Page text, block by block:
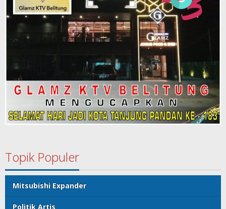
Topik Populer
Mitsubishi Expander
Politik Artis